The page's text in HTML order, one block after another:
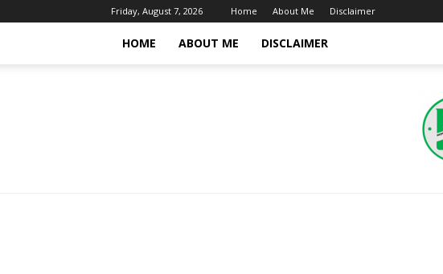
Friday, August 7, 2026 Home About Me Disclaimer
HOME ABOUT ME DISCLAIMER